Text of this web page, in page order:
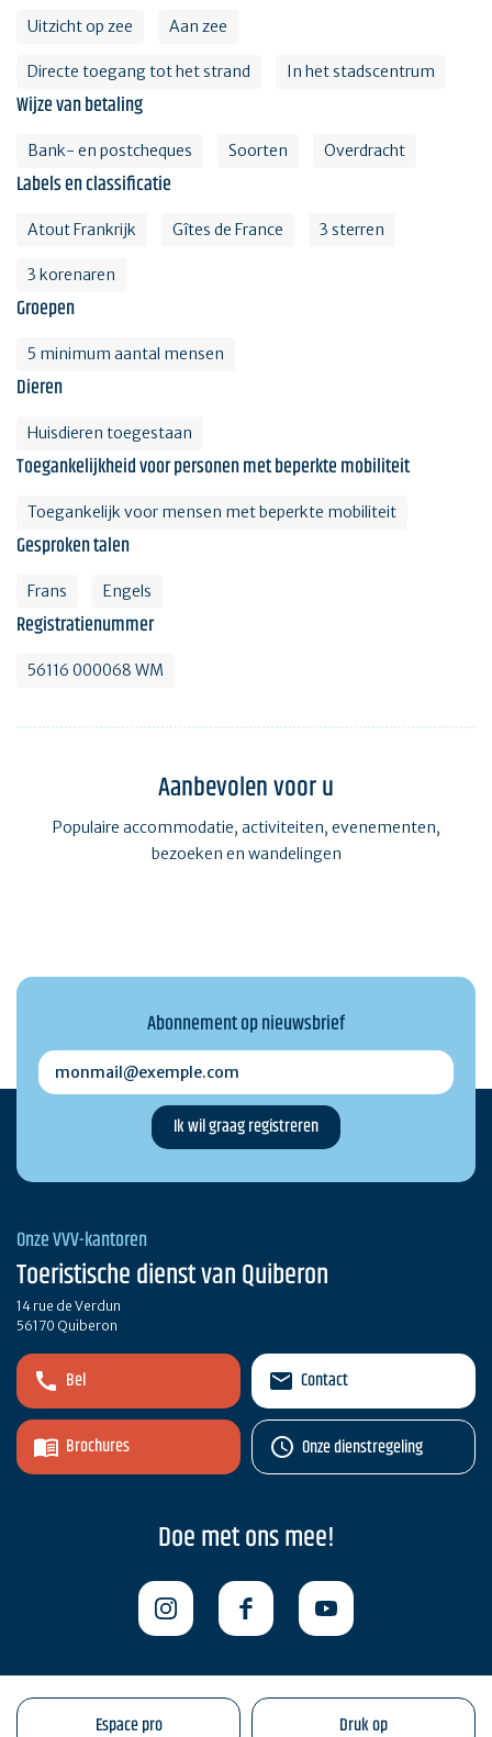
Uitzicht op zee Aan zee
Directe toegang tot het strand In het stadscentrum
Wijze van betaling
Bank- en postcheques Soorten Overdracht
Labels en classificatie
Atout Frankrijk Gîtes de France 3 sterren
3 korenaren
Groepen
5 minimum aantal mensen
Dieren
Huisdieren toegestaan
Toegankelijkheid voor personen met beperkte mobiliteit
Toegankelijk voor mensen met beperkte mobiliteit
Gesproken talen
Frans Engels
Registratienummer
56116 000068 WM
Aanbevolen voor u
Populaire accommodatie, activiteiten, evenementen,
bezoeken en wandelingen
Abonnement op nieuwsbrief
monmail@exemple.com
Onze VVV-kantoren
Toeristische dienst van Quiberon
14 rue de Verdun
56170 Quiberon
Bel
Brochures
Contact
Onze dienstregeling
Doe met ons mee!
Espace pro Druk op